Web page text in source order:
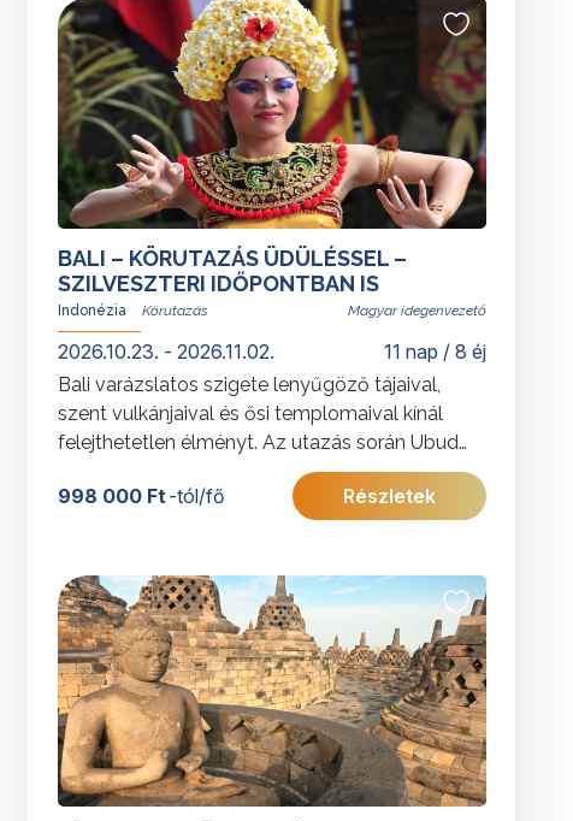
BALI – KÖRUTAZÁS ÜDÜLÉSSEL –
SZILVESZTERI IDŐPONTBAN IS
Indonézia Magyar idegenvezető
2026.10.23. - 2026.11.02. 11 nap / 8 éj
Bali varázslatos szigete lenyűgöző tájaival,
szent vulkánjaival és ősi templomaival kínál
felejthetetlen élményt. Az utazás során Ubud
kulturális központjától a rizsföldekig és
sziklatemplomokig fedezheti fel a balinéz
is foglalható gazdag programokkal és az
árban foglalt szilveszteri vacsorával. A
weboldalon feltüntetett irányár a
legkedvezőbb árú időpont részvételi díja. Az
árak részleteiről az időpont kiválasztását
követően tájékozódhat.
További érdekességekért Indonéziáról
kattintson ide.
998 000 Ft-tól/fő Részletek